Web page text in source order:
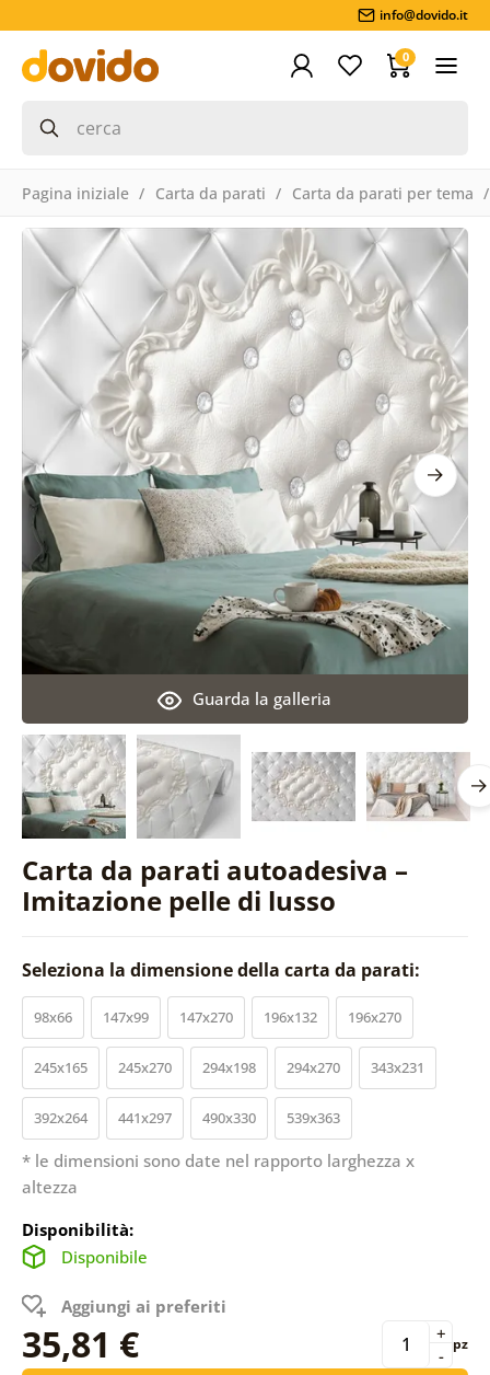
info@dovido.it
0
Pagina iniziale Carta da parati Carta da parati per tema
Carta da parati autoadesiva –
Imitazione pelle di lusso
Guarda la galleria
Seleziona la dimensione della carta da parati:
98x66 147x99 147x270 196x132 196x270
245x165 245x270 294x198 294x270 343x231
392x264 441x297 490x330 539x363
* le dimensioni sono date nel rapporto larghezza x
altezza
Disponibilità:
Disponibile
Aggiungi ai preferiti
35,81 € -
+ pz